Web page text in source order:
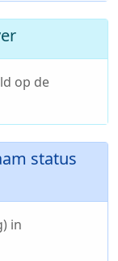
op de
status
in